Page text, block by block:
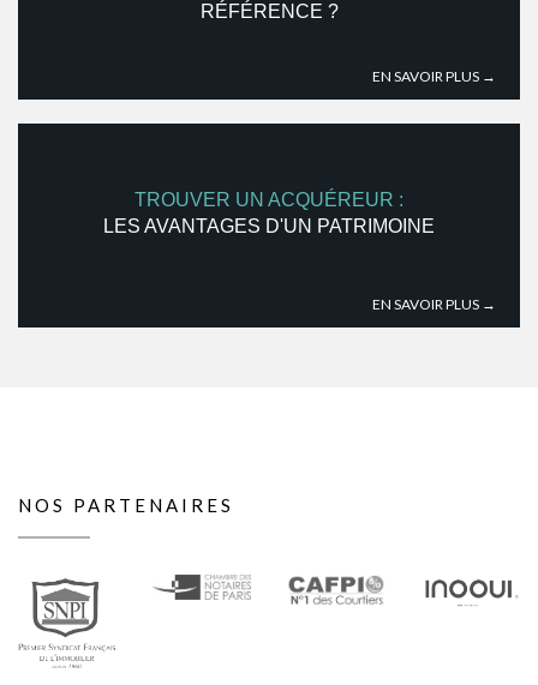
RÉFÉRENCE ?
EN SAVOIR PLUS →
TROUVER UN ACQUÉREUR :
LES AVANTAGES D'UN PATRIMOINE
EN SAVOIR PLUS →
NOS PARTENAIRES